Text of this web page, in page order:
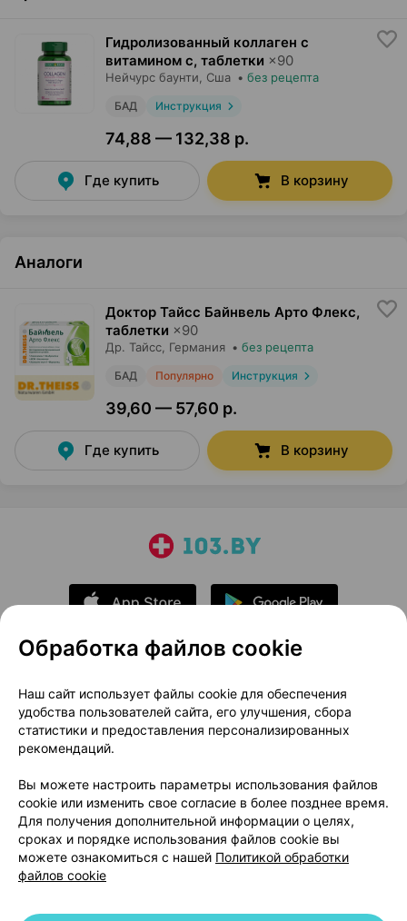
Гидролизованный коллаген с
витамином с, таблетки ×90
Нейчурс баунти, Сша • без рецепта
БАД Инструкция
74,88 — 132,38 р.
Где купить В корзину
Аналоги
Доктор Тайсс Байнвель Арто Флекс,
таблетки ×90
Др. Тайсс, Германия • без рецепта
БАД Популярно Инструкция
39,60 — 57,60 р.
Где купить В корзину
О проекте
Новости проекта
Размещение рекламы
Медицинский маркетинг
Публичный договор
Доставка
Способы оплаты
Вакансии
Партнеры
Написать руководителю 103.by
Написать в поддержку
Персональные настройки Cookie
Обработка файлов cookie
Наш сайт использует файлы cookie для обеспечения
удобства пользователей сайта, его улучшения, сбора
статистики и предоставления персонализированных
рекомендаций.
Вы можете настроить параметры использования файлов
cookie или изменить свое согласие в более позднее время.
Для получения дополнительной информации о целях,
сроках и порядке использования файлов cookie вы
можете ознакомиться с нашей Политикой обработки
файлов cookie